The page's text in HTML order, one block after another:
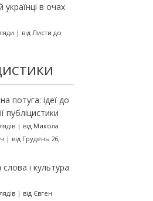
українці в очах
| від Листи до
потуга: ідеї до
публіцистики
| від Микола
| від Грудень 26,
і культура
| від Євген